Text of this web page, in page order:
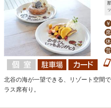
￥
席
休
営
北谷の海が一望できる、リゾート空間
ラス席有り。